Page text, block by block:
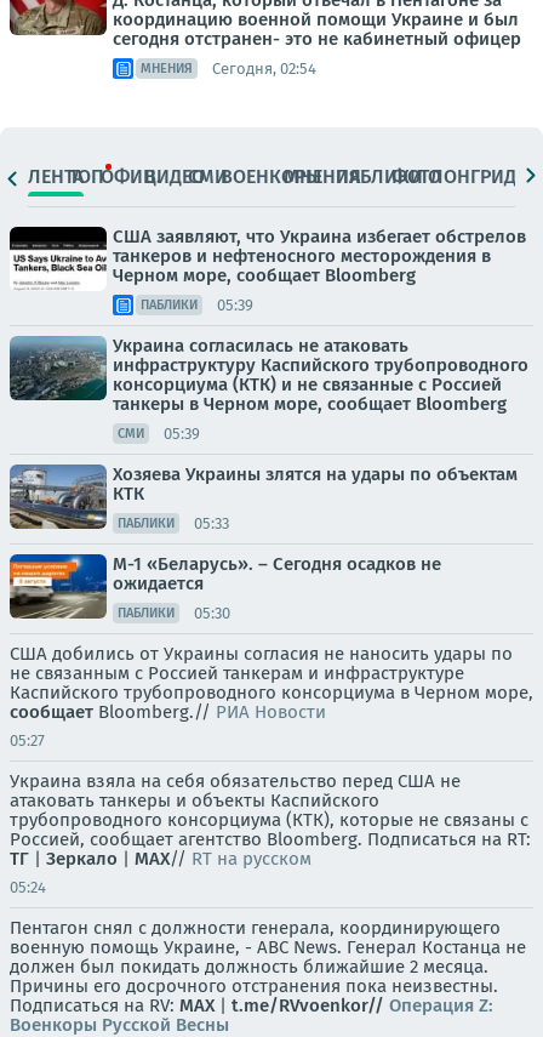
координацию военной помощи Украине и был
сегодня отстранен- это не кабинетный офицер
МНЕНИЯ Сегодня, 02:54
ЛЕНТАТОПОФИЦ.ВИДЕОСМИВОЕНКОРЫМНЕНИЯПАБЛИКИ
ФОТОЛОНГРИДЫ
США заявляют, что Украина избегает обстрелов
танкеров и нефтеносного месторождения в
Черном море, сообщает Bloomberg
ПАБЛИКИ 05:39
Украина согласилась не атаковать
инфраструктуру Каспийского трубопроводного
консорциума (КТК) и не связанные с Россией
танкеры в Черном море, сообщает Bloomberg
СМИ 05:39
Хозяева Украины злятся на удары по объектам
КТК
ПАБЛИКИ 05:33
М-1 «Беларусь». – Сегодня осадков не
ожидается
ПАБЛИКИ 05:30
США добились от Украины согласия не наносить удары по
не связанным с Россией танкерам и инфраструктуре
Каспийского трубопроводного консорциума в Черном море,
сообщает Bloomberg.// РИА Новости
05:27
Украина взяла на себя обязательство перед США не
атаковать танкеры и объекты Каспийского
трубопроводного консорциума (КТК), которые не связаны с
Россией, сообщает агентство Bloomberg. Подписаться на RT:
ТГ | Зеркало | MAX// RT на русском
05:24
Пентагон снял с должности генерала, координирующего
военную помощь Украине, - ABC News. Генерал Костанца не
должен был покидать должность ближайшие 2 месяца.
Причины его досрочного отстранения пока неизвестны.
Подписаться на RV: MAX| t.me/RVvoenkor// Операция Z:
Военкоры Русской Весны